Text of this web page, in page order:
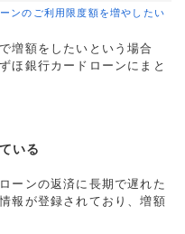
ンのご利用限度額を増やしたい
増額をしたいという場合
ほ銀行カードローンにまと
いる
ーンの返済に長期で遅れた
報が登録されており、増額